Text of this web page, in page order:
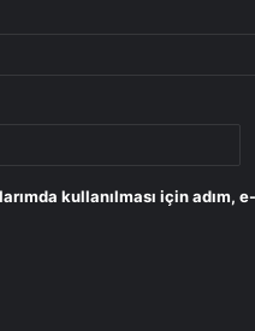
kullanılması için adım,